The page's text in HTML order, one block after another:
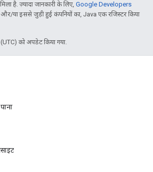
है. ज़्यादा जानकारी के लिए, Google Developers
या इससे जुड़ी हुई कंपनियों का, Java एक रजिस्टर किया
को अपडेट किया गया.